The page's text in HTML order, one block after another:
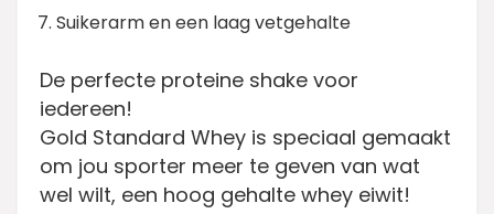
Suikerarm en een laag vetgehalte
De perfecte proteine shake voor
iedereen!
Gold Standard Whey is speciaal gemaakt
om jou sporter meer te geven van wat
wel wilt, een hoog gehalte whey eiwit!